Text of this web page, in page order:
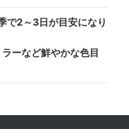
で2～3日が目安になり
ーなど鮮やかな色目